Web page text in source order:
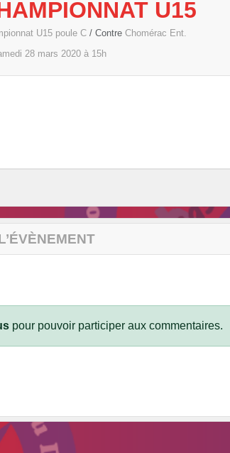
U15
U15 poule C / Contre Chomérac Ent.
28 mars 2020 à 15h
pour pouvoir participer aux commentaires.